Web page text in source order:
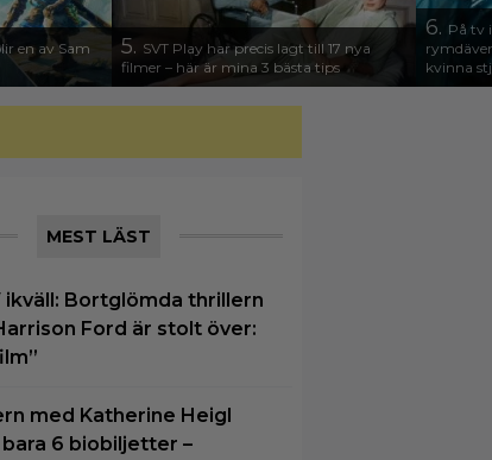
en av Sam
5. SVT Play har precis lagt till 17 nya
filmer – här är mina 3 bästa tips
6. På tv
kvinna
MEST LÄST
ikväll: Bortglömda thrillern
Ford är stolt över:
med Katherine Heigl
6 biobiljetter –